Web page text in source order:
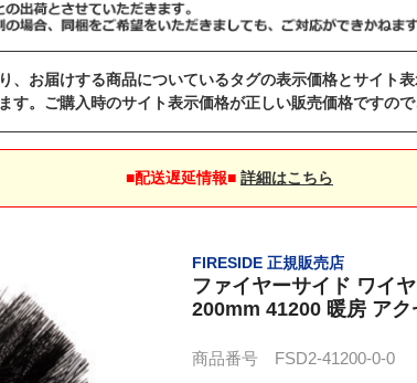
、お届けする商品についているタグの表示価格とサイト
す。ご購入時のサイト表示価格が正しい販売価格ですので
■配送遅延情報■ 詳細はこちら
FIRESIDE 正規販売店
ファイヤーサイド ワイ
200mm 41200 暖房 アク
商品番号 FSD2-41200-0-0